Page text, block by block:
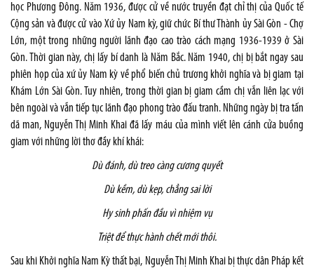
học Phương Đông. Năm 1936, được cử về nước truyền đạt chỉ thị của Quốc tế
Cộng sản và được cử vào Xứ ủy Nam kỳ, giữ chức Bí thư Thành ủy Sài Gòn - Chợ
Lớn, một trong những người lãnh đạo cao trào cách mạng 1936-1939 ởSài
Gòn. Thời gian này, chị lấy bí danh là Năm Bắc. Năm 1940, chị bị bắt ngay sau
phiên họp của xứ ủy Nam kỳ về phổ biến chủ trương khởi nghĩa và bị giam tại
Khám Lớn Sài Gòn. Tuy nhiên, trong thời gian bị giam cầm chị vẫn liên lạc với
bên ngoài và vẫn tiếp tục lãnh đạo phong trào đấu tranh. Những ngày bị tra tấn
dã man, Nguyễn Thị Minh Khai đã lấy máu của mình viết lên cánh cửa buồng
giam với những lời thơ đầy khí khái:
Dù đánh, dù treo càng cương quyết
Dù kềm, dù kẹp, chẳng sai lời
Hy sinh phấn đầu vì nhiệm vụ
Triệt để thực hành chết mới thôi.
Sau khi Khởi nghĩa Nam Kỳthất bại, Nguyễn Thị Minh Khai bị thực dân Pháp kết